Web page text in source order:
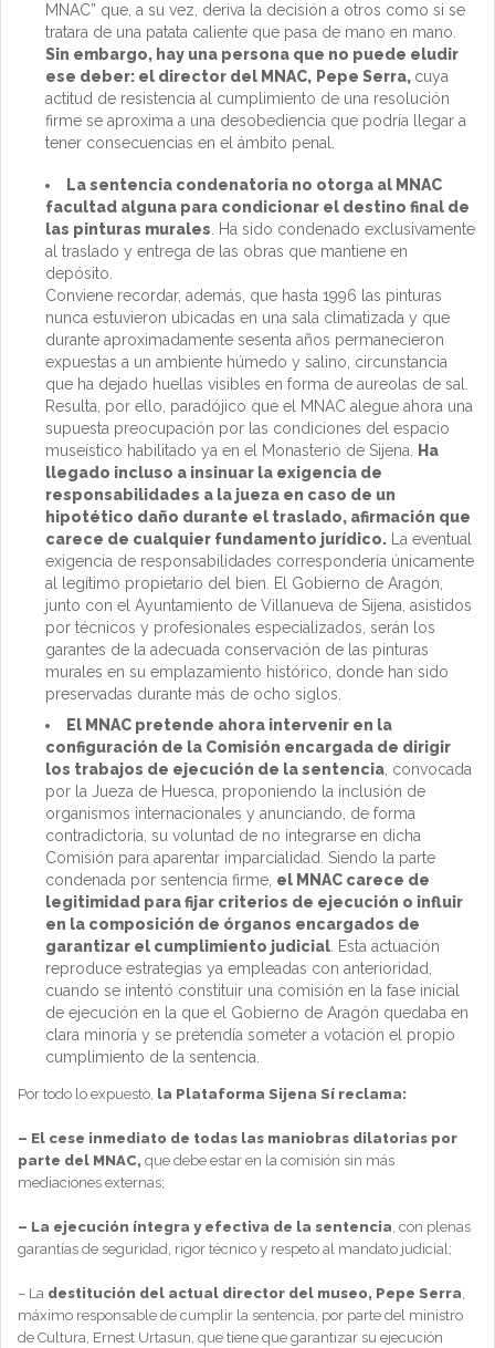
MNAC” que, a su vez, deriva la decisión a otros como si se
tratara de una patata caliente que pasa de mano en mano.
Sin embargo, hay una persona que no puede eludir
ese deber: el director del MNAC, Pepe Serra, cuya
actitud de resistencia al cumplimiento de una resolución
firme se aproxima a una desobediencia que podría llegar a
tener consecuencias en el ámbito penal.
La sentencia condenatoria no otorga al MNAC
facultad alguna para condicionar el destino final de
las pinturas murales. Ha sido condenado exclusivamente
al traslado y entrega de las obras que mantiene en
depósito.
Conviene recordar, además, que hasta 1996 las pinturas
nunca estuvieron ubicadas en una sala climatizada y que
durante aproximadamente sesenta años permanecieron
expuestas a un ambiente húmedo y salino, circunstancia
que ha dejado huellas visibles en forma de aureolas de sal.
Resulta, por ello, paradójico que el MNAC alegue ahora una
supuesta preocupación por las condiciones del espacio
museístico habilitado ya en el Monasterio de Sijena. Ha
llegado incluso a insinuar la exigencia de
responsabilidades a la jueza en caso de un
hipotético daño durante el traslado, afirmación que
carece de cualquier fundamento jurídico. La eventual
exigencia de responsabilidades correspondería únicamente
al legítimo propietario del bien. El Gobierno de Aragón,
junto con el Ayuntamiento de Villanueva de Sijena, asistidos
por técnicos y profesionales especializados, serán los
garantes de la adecuada conservación de las pinturas
murales en su emplazamiento histórico, donde han sido
preservadas durante más de ocho siglos.
El MNAC pretende ahora intervenir en la
configuración de la Comisión encargada de dirigir
los trabajos de ejecución de la sentencia, convocada
por la Jueza de Huesca, proponiendo la inclusión de
organismos internacionales y anunciando, de forma
contradictoria, su voluntad de no integrarse en dicha
Comisión para aparentar imparcialidad. Siendo la parte
condenada por sentencia firme, el MNAC carece de
legitimidad para fijar criterios de ejecución o influir
en la composición de órganos encargados de
garantizar el cumplimiento judicial. Esta actuación
reproduce estrategias ya empleadas con anterioridad,
cuando se intentó constituir una comisión en la fase inicial
de ejecución en la que el Gobierno de Aragón quedaba en
clara minoría y se pretendía someter a votación el propio
cumplimiento de la sentencia.
Por todo lo expuesto, la Plataforma Sijena Sí reclama:
– El cese inmediato de todas las maniobras dilatorias por
parte del MNAC, que debe estar en la comisión sin más
mediaciones externas;
– La ejecución íntegra y efectiva de la sentencia, con plenas
garantías de seguridad, rigor técnico y respeto al mandato judicial;
– La destitución del actual director del museo, Pepe Serra,
máximo responsable de cumplir la sentencia, por parte del ministro
de Cultura, Ernest Urtasun, que tiene que garantizar su ejecución